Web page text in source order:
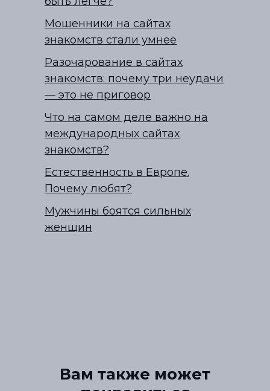
Мошенники на сайтах
знакомств стали умнее
Разочарование в сайтах
знакомств: почему три неудачи
— это не приговор
Что на самом деле важно на
международных сайтах
знакомств?
Естественность в Европе.
Почему любят?
Мужчины боятся сильных
женщин
Вам также может